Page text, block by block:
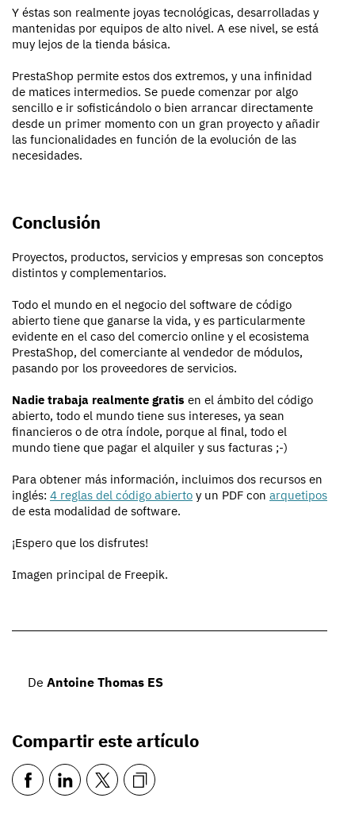
Y éstas son realmente joyas tecnológicas, desarrolladas y
mantenidas por equipos de alto nivel. A ese nivel, se está
muy lejos de la tienda básica.
PrestaShop permite estos dos extremos, y una infinidad
de matices intermedios. Se puede comenzar por algo
sencillo e ir sofisticándolo o bien arrancar directamente
desde un primer momento con un gran proyecto y añadir
las funcionalidades en función de la evolución de las
necesidades.
Conclusión
Proyectos, productos, servicios y empresas son conceptos
distintos y complementarios.
Todo el mundo en el negocio del software de código
abierto tiene que ganarse la vida, y es particularmente
evidente en el caso del comercio online y el ecosistema
PrestaShop, del comerciante al vendedor de módulos,
pasando por los proveedores de servicios.
Nadie trabaja realmente gratis en el ámbito del código
abierto, todo el mundo tiene sus intereses, ya sean
financieros o de otra índole, porque al final, todo el
mundo tiene que pagar el alquiler y sus facturas ;-)
Para obtener más información, incluimos dos recursos en
inglés: 4 reglas del código abierto y un PDF con arquetipos
de esta modalidad de software.
¡Espero que los disfrutes!
Imagen principal de Freepik.
De Antoine Thomas ES
Compartir este artículo